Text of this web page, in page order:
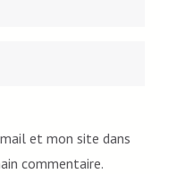
et mon site dans
commentaire.